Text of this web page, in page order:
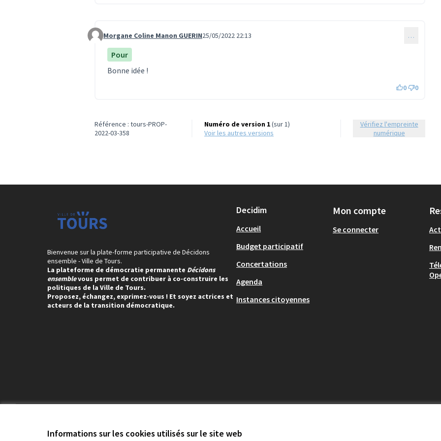
Informations sur les cookies utilisés sur le site web
Commentaire 764
Morgane Coline Manon GUERIN25/05/2022 22:13 …
Pour
Bonne idée !
0 0
Référence : tours-PROP-
2022-03-358
Numéro de version 1(sur 1)
voir les autres versions
Vérifiez l'empreinte
numérique
Bienvenue sur la plate-forme participative de Décidons
ensemble - Ville de Tours.
La plateforme de démocratie permanente Décidons
ensemblevous permet de contribuer à co-construire les
politiques de la Ville de Tours.
Proposez, échangez, exprimez-vous ! Et soyez actrices et
acteurs de la transition démocratique.
Decidim
Accueil
Budget participatif
Concertations
Agenda
Instances citoyennes
Mon compte
Se connecter